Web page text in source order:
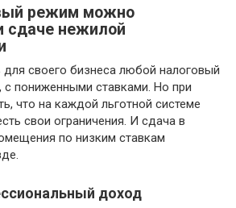
режим можно
сдаче нежилой
своего бизнеса любой налоговый
с пониженными ставками. Но при
что на каждой льготной системе
свои ограничения. И сдача в
по низким ставкам
доход